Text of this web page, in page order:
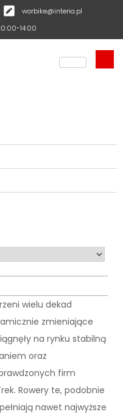
worbike@interia.pl
14:00
wielu dekad
zmieniające
na rynku stabilną
oraz
firm
Rowery te, podobnie
nawet najwyższe